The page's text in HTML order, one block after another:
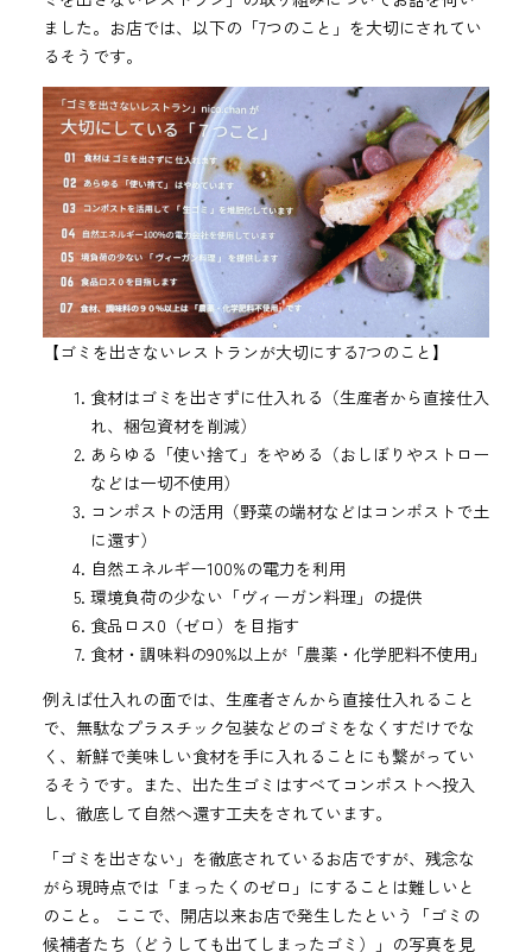
ました。お店では、以下の「7つのこと」を大切にされてい
るそうです。
【ゴミを出さないレストランが大切にする7つのこと】
食材はゴミを出さずに仕入れる（生産者から直接仕入
れ、梱包資材を削減）
あらゆる「使い捨て」をやめる（おしぼりやストロー
などは一切不使用）
コンポストの活用（野菜の端材などはコンポストで土
に還す）
自然エネルギー100%の電力を利用
環境負荷の少ない「ヴィーガン料理」の提供
食品ロス0（ゼロ）を目指す
食材・調味料の90%以上が「農薬・化学肥料不使用」
例えば仕入れの面では、生産者さんから直接仕入れること
で、無駄なプラスチック包装などのゴミをなくすだけでな
く、新鮮で美味しい食材を手に入れることにも繋がってい
るそうです。また、出た生ゴミはすべてコンポストへ投入
し、徹底して自然へ還す工夫をされています。
「ゴミを出さない」を徹底されているお店ですが、残念な
がら現時点では「まったくのゼロ」にすることは難しいと
のこと。 ここで、開店以来お店で発生したという「ゴミの
候補者たち（どうしても出てしまったゴミ）」の写真を見